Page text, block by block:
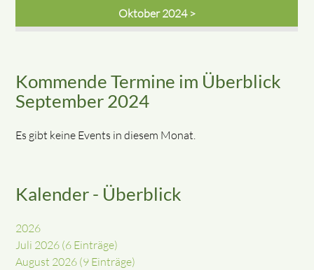
Oktober 2024 >
Kommende Termine im Überblick
September 2024
Es gibt keine Events in diesem Monat.
Kalender - Überblick
2026
Juli 2026 (6 Einträge)
August 2026 (9 Einträge)